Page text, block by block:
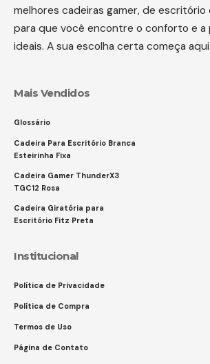
melhores cadeiras gamer, de escritório
para que você encontre o conforto e a
ideais. A sua escolha certa começa aqui.
Mais Vendidos
Glossário
Cadeira Para Escritório Branca
Esteirinha Fixa
Cadeira Gamer ThunderX3
TGC12 Rosa
Cadeira Giratória para
Escritório Fitz Preta
Institucional
Política de Privacidade
Política de Compra
Termos de Uso
Página de Contato